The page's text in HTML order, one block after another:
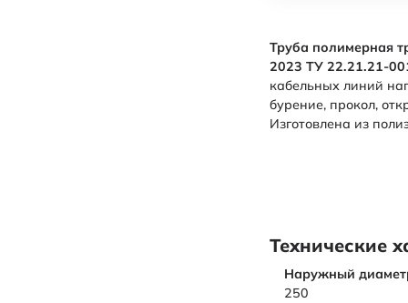
Труба полимерная
2023 ТУ 22.21.21-
кабельных линий
бурение, прокол,
Изготовлена из
Технические
Наружный
250